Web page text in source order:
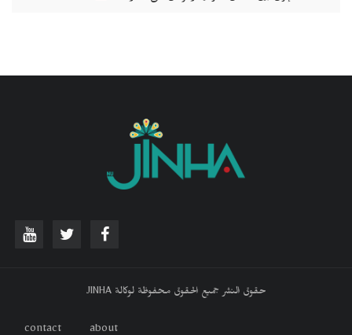
حقوق النشر جميع الحقوق محفوظة لوكالة JINHA
about
contact